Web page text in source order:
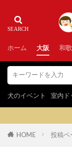
ホーム 大阪 和
犬のイベント 室内ド
HOME 投稿ペ